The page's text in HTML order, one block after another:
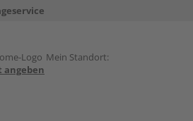
Mein Standort:
angeben